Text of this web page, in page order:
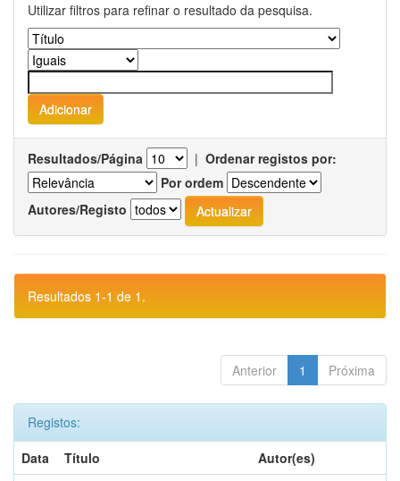
Utilizar filtros para refinar o resultado da pesquisa.
Resultados/Página | Ordenar registos por:
Por ordem
Autores/Registo
Resultados 1-1 de 1.
Anterior 1 Próxima
Registos:
Data
Título
Autor(es)